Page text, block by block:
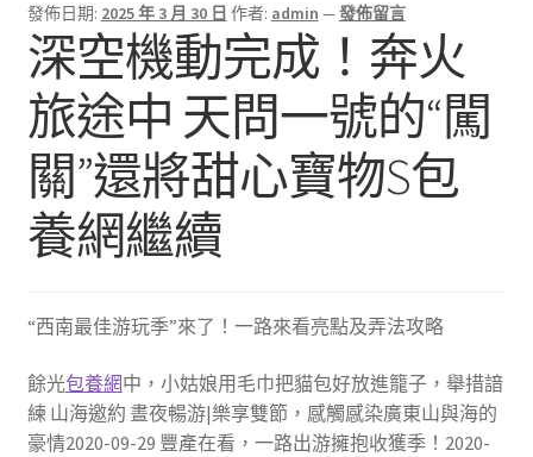
發佈日期: 2025 年 3 月 30 日 作者: admin —發佈留言
深空機動完成！奔火
旅途中 天問一號的“闖
關”還將甜心寶物S包
養網繼續
“西南最佳游玩季”來了！一路來看亮點及弄法攻略
餘光包養網中，小姑娘用毛巾把貓包好放進籠子，舉措諳
練 山海邀約 晝夜暢游|樂享雙節，感觸感染廣東山與海的
豪情2020-09-29 豐產在看，一路出游擁抱收獲季！2020-